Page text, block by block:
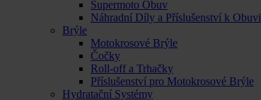
Supermoto Obuv
Náhradní Díly a Příslušenství k Obuvi
Brýle
Motokrosové Brýle
Čočky
Roll-off a Trhačky
Příslušenství pro Motokrosové Brýle
Hydratační Systémy